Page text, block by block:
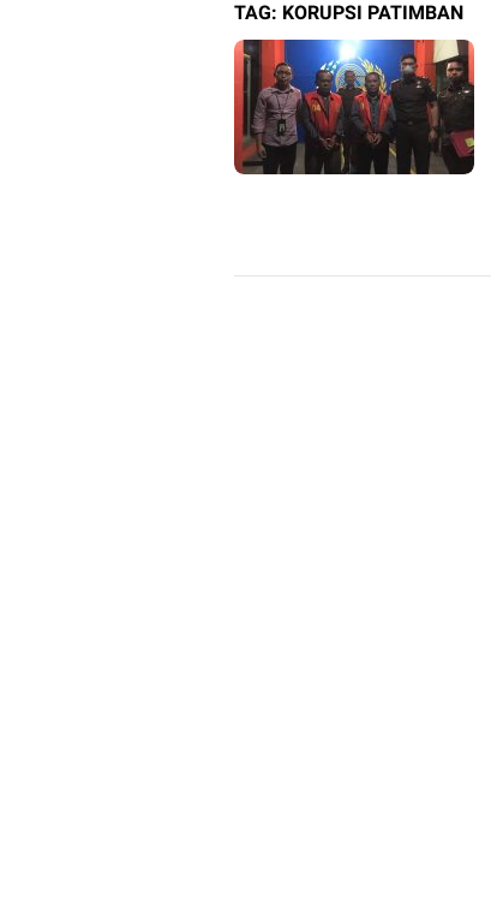
TAG: KORUPSI PATIMBAN